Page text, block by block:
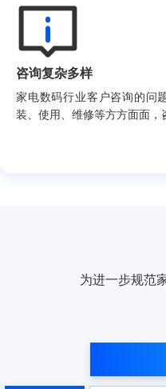
咨询复杂多样
家电数码行业客户咨询的问
装、使用、维修等方方面面，